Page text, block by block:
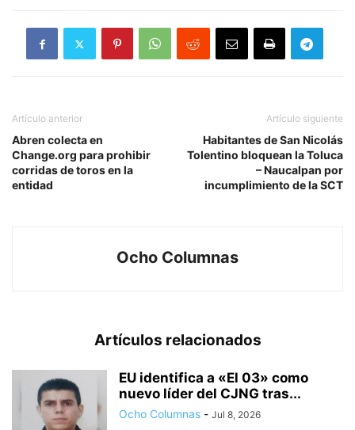
Artículo anterior
Abren colecta en
Change.org para prohibir
corridas de toros en la
entidad
Artículo siguiente
Habitantes de San Nicolás
Tolentino bloquean la Toluca
– Naucalpan por
incumplimiento de la SCT
Ocho Columnas
Artículos relacionados
EU identifica a «El 03» como
nuevo líder del CJNG tras...
Ocho Columnas - Jul 8, 2026